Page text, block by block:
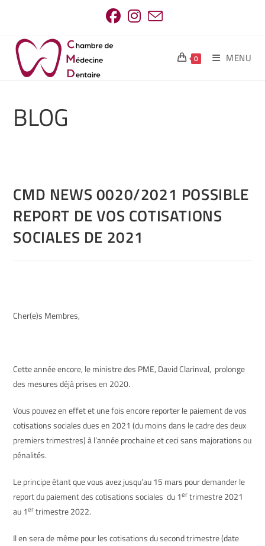
0 MENU
BLOG
CMD NEWS 0020/2021 POSSIBLE
REPORT DE VOS COTISATIONS
SOCIALES DE 2021
Cher(e)s Membres,
Cette année encore, le ministre des PME, David Clarinval, prolonge
des mesures déjà prises en 2020.
Vous pouvez en effet et une fois encore reporter le paiement de vos
cotisations sociales dues en 2021 (du moins dans le cadre des deux
premiers trimestres) à l’année prochaine et ceci sans majorations ou
pénalités.
Le principe étant que vous avez jusqu’au 15 mars pour demander le
report du paiement des cotisations sociales du 1ertrimestre 2021
au 1ertrimestre 2022.
Il en sera de même pour les cotisations du second trimestre (date